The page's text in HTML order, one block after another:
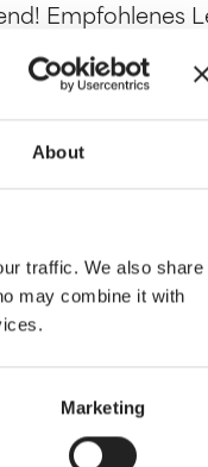
About
traffic. We also share
may combine it with
Marketing
Empfohlenes